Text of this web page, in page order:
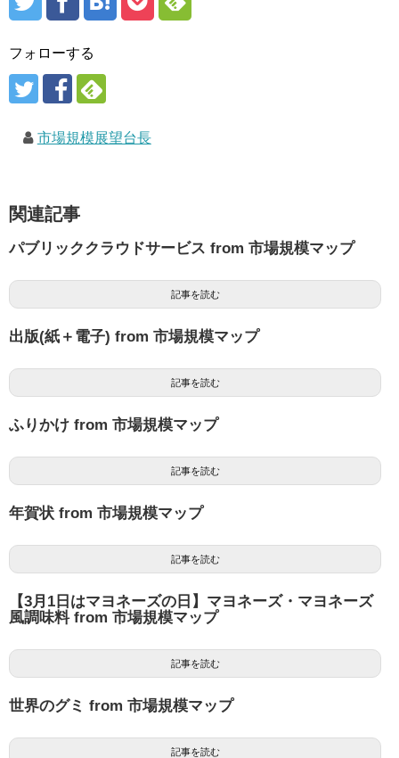
フォローする
市場規模展望台長
関連記事
パブリッククラウドサービス from 市場規模マップ
記事を読む
出版(紙＋電子) from 市場規模マップ
記事を読む
ふりかけ from 市場規模マップ
記事を読む
年賀状 from 市場規模マップ
記事を読む
【3月1日はマヨネーズの日】マヨネーズ・マヨネーズ
風調味料 from 市場規模マップ
記事を読む
世界のグミ from 市場規模マップ
記事を読む